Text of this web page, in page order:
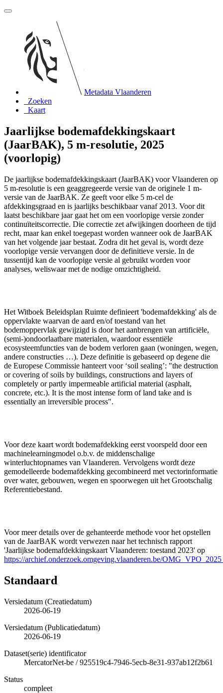
Metadata Vlaanderen
Zoeken
Kaart
Jaarlijkse bodemafdekkingskaart
(JaarBAK), 5 m-resolutie, 2025
(voorlopig)
De jaarlijkse bodemafdekkingskaart (JaarBAK) voor Vlaanderen op
5 m-resolutie is een geaggregeerde versie van de originele 1 m-
versie van de JaarBAK. Ze geeft voor elke 5 m-cel de
afdekkingsgraad en is jaarlijks beschikbaar vanaf 2013. Voor dit
laatst beschikbare jaar gaat het om een voorlopige versie zonder
continuïteitscorrectie. Die correctie zet afwijkingen doorheen de tijd
recht, maar kan enkel toegepast worden wanneer ook de JaarBAK
van het volgende jaar bestaat. Zodra dit het geval is, wordt deze
voorlopige versie vervangen door de definitieve versie. In de
tussentijd kan de voorlopige versie al gebruikt worden voor
analyses, weliswaar met de nodige omzichtigheid.
Het Witboek Beleidsplan Ruimte definieert 'bodemafdekking' als de
oppervlakte waarvan de aard en/of toestand van het
bodemoppervlak gewijzigd is door het aanbrengen van artificiële,
(semi-)ondoorlaatbare materialen, waardoor essentiële
ecosysteemfuncties van de bodem verloren gaan (woningen, wegen,
andere constructies …). Deze definitie is gebaseerd op degene die
de Europese Commissie hanteert voor ‘soil sealing’: "the destruction
or covering of soils by buildings, constructions and layers of
completely or partly impermeable artificial material (asphalt,
concrete, etc.). It is the most intense form of land take and is
essentially an irreversible process".
Voor deze kaart wordt bodemafdekking eerst voorspeld door een
machinelearningmodel o.b.v. de middenschalige
winterluchtopnames van Vlaanderen. Vervolgens wordt deze
gemodelleerde bodemafdekking gecombineerd met vectorinformatie
over water, gebouwen, wegen en spoorwegen uit het Grootschalig
Referentiebestand.
Voor meer details over de gehanteerde methode voor het opstellen
van de JaarBAK wordt verwezen naar het technisch rapport
'Jaarlijkse bodemafdekkingskaart Vlaanderen: toestand 2023' op
https://archief.onderzoek.omgeving.vlaanderen.be/
Standaard
Versiedatum (Creatiedatum)
2026-06-19
Versiedatum (Publicatiedatum)
2026-06-19
Dataset(serie) identificator
MercatorNet-be /925519c4-7946-5ecb-8e31-937ab12f2b61
Status
compleet